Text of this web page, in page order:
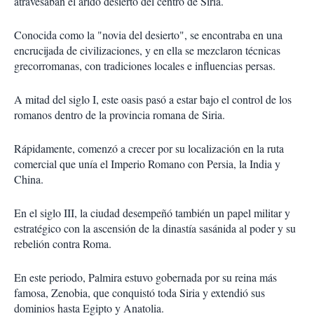
Conocida como la "novia del desierto", se encontraba en una
encrucijada de civilizaciones, y en ella se mezclaron técnicas
grecorromanas, con tradiciones locales e influencias persas.
A mitad del siglo I, este oasis pasó a estar bajo el control de los
romanos dentro de la provincia romana de Siria.
Rápidamente, comenzó a crecer por su localización en la ruta
comercial que unía el Imperio Romano con Persia, la India y
China.
En el siglo III, la ciudad desempeñó también un papel militar y
estratégico con la ascensión de la dinastía sasánida al poder y su
rebelión contra Roma.
En este periodo, Palmira estuvo gobernada por su reina más
famosa, Zenobia, que conquistó toda Siria y extendió sus
dominios hasta Egipto y Anatolia.